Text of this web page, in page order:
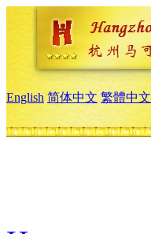
English 简体中文 繁體中文